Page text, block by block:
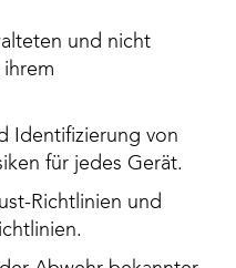
und nicht
Identifizierung von
für jedes Gerät.
Richtlinien und